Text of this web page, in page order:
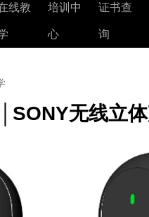
线教 培训中
心
证书查
询
无线立